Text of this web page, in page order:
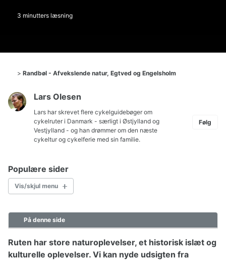
3 minutters læsning
> Randbøl - Afvekslende natur, Egtved og Engelsholm
Lars Olesen
Lars har skrevet flere cykelguidebøger om
cykelruter i Danmark - særligt i Østjylland og
Vestjylland - og han drømmer om den næste
cykeltur og cykelferie med sin familie.
Følg
Populære sider
Vis/skjul menu
Cykelkort Danmark
Hvordan pakkes cyklen?
Pakkeliste til cykeltur
På denne side
Ruten har store naturoplevelser, et historisk islæt og
kulturelle oplevelser. Vi kan nyde udsigten fra